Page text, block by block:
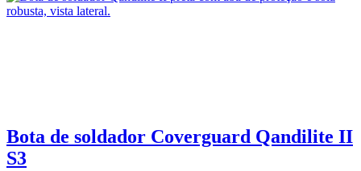
Bota de soldador Coverguard Qandilite II
S3